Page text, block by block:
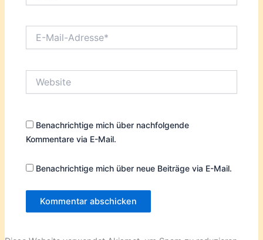
Mail-
Benachrichtige mich über nachfolgende
Kommentare via E-Mail.
Benachrichtige mich über neue Beiträge via E-Mail.